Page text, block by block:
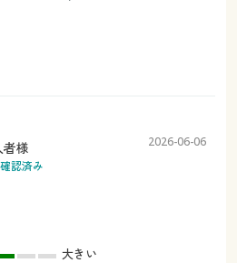
者様
認済み
2026-06-06
大きい